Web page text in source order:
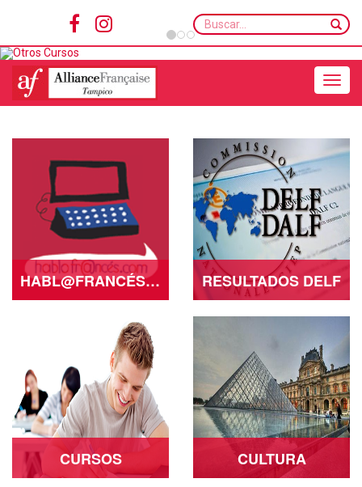
Buscar...
HABL@FRANCÉS.COM RESULTADOS DELF
– SESSION: 2019-
11-T
Ver más
CURSOS CULTURA